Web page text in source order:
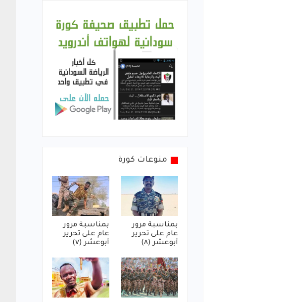
منوعات كورة
بمناسبة مرور
عام على تحرير
أبوعشر (٨)
بمناسبة مرور
عام على تحرير
أبوعشر (٧)